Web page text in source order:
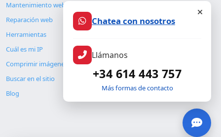
Mantenimiento web
Reparación web
Herramientas
Cuál es mi IP
Comprimir imágenes
Buscar en el sitio
Blog
Chatea con nosotros
Llámanos
+34 614 443 757
Más formas de contacto